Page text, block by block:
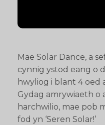
Mae Solar Dance, a
cynnig ystod eang o
hwyliog i blant 4 oed
Gydag amrywiaeth o
harchwilio, mae pob
fod yn ‘Seren Solar!’